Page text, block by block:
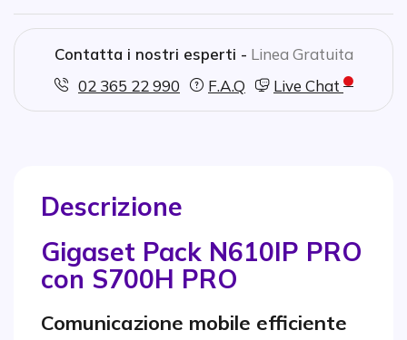
Contatta i nostri esperti - Linea Gratuita
02 365 22 990
F.A.Q Live Chat
Descrizione
Gigaset Pack N610IP PRO
con S700H PRO
Comunicazione mobile efficiente